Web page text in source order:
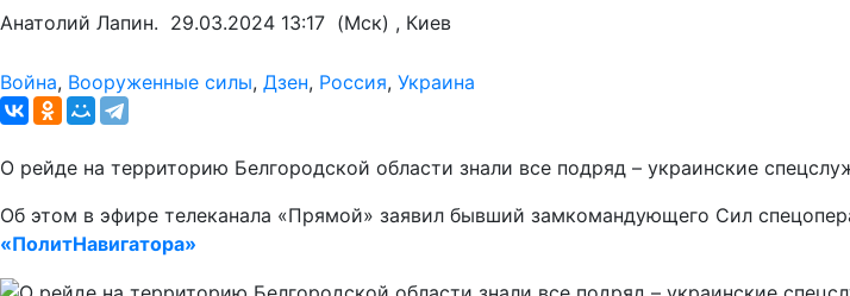
Анатолий Лапин. 29.03.2024 13:17 (Мск) , Киев
Война, Вооруженные силы, Дзен, Россия, Украина
О рейде на территорию Белгородской области знали все подряд – украинские
Об этом в эфире телеканала «Прямой» заявил бывший замкомандующего Сил
«ПолитНавигатора»